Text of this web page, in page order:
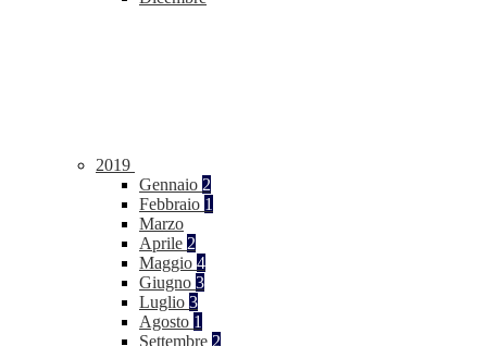
2019
Gennaio 2
Febbraio 1
Marzo
Aprile 2
Maggio 4
Giugno 3
Luglio 3
Agosto 1
Settembre 2